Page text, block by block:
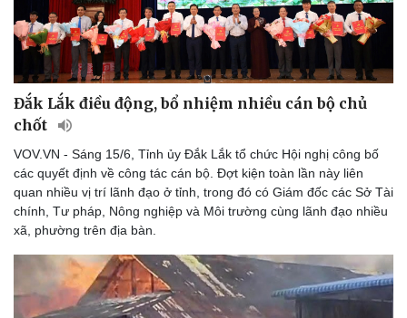
Đắk Lắk điều động, bổ nhiệm nhiều cán bộ chủ
chốt
VOV.VN - Sáng 15/6, Tỉnh ủy Đắk Lắk tổ chức Hội nghị công bố
các quyết định về công tác cán bộ. Đợt kiện toàn lần này liên
quan nhiều vị trí lãnh đạo ở tỉnh, trong đó có Giám đốc các Sở Tài
chính, Tư pháp, Nông nghiệp và Môi trường cùng lãnh đạo nhiều
xã, phường trên địa bàn.